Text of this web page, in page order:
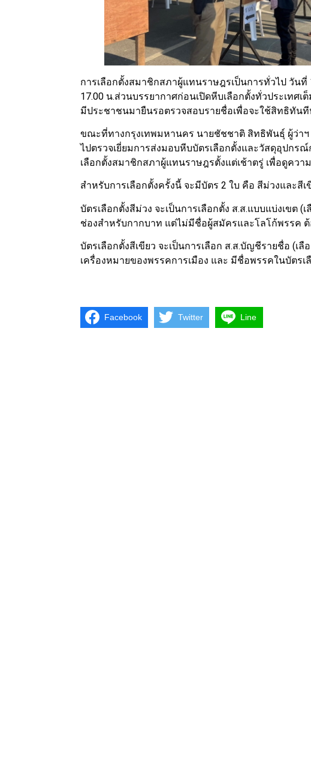
การเลือกตั้งสมาชิกสภาผู้แทนราษฎรเป็นการทั่วไป วันที่
17.00 น.ส่วนบรรยากาศก่อนเปิดหีบเลือกตั้งทั่วประเทศ
มีประชาชนมายืนรอตรวจสอบรายชื่อเพื่อจะใช้สิทธิทันที
ขณะที่ทางกรุงเทพมหานคร นายชัชชาติ สิทธิพันธุ์ ผู้ว่า
ไปตรวจเยี่ยมการส่งมอบหีบบัตรเลือกตั้งและวัสดุอุปกร
เลือกตั้งสมาชิกสภาผู้แทนราษฎรตั้งแต่เช้าตรู่ เพื่อดูควา
สำหรับการเลือกตั้งครั้งนี้ จะมีบัตร 2 ใบ คือ สีม่วงและสีเ
บัตรเลือกตั้งสีม่วง จะเป็นการเลือกตั้ง ส.ส.แบบแบ่งเขต
ช่องสำหรับกากบาท แต่ไม่มีชื่อผู้สมัครและโลโก้พรรค ต้
บัตรเลือกตั้งสีเขียว จะเป็นการเลือก ส.ส.บัญชีรายชื่อ (
เครื่องหมายของพรรคการเมือง และ มีชื่อพรรคในบัตรเ
Facebook Twitter Line